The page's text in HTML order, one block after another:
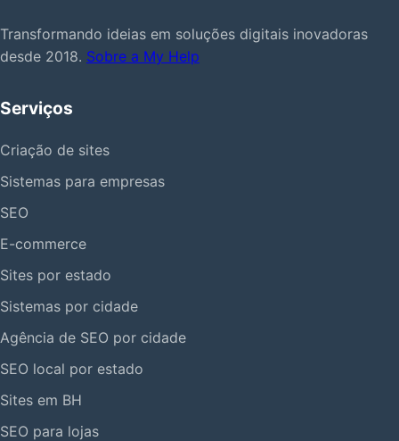
Transformando ideias em soluções digitais inovadoras
desde 2018. Sobre a My Help
Serviços
Criação de sites
Sistemas para empresas
SEO
E-commerce
Sites por estado
Sistemas por cidade
Agência de SEO por cidade
SEO local por estado
Sites em BH
SEO para lojas